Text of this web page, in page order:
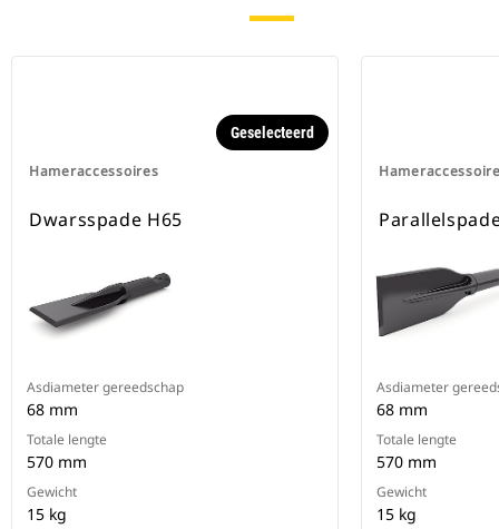
Hameraccessoires
Geselecteerd
Dwarsspade H65
Asdiameter gereedschap
68 mm
Totale lengte
570 mm
Gewicht
15 kg
Asdiameter
68 mm
Totale lengte
570 mm
Gewicht
15 kg